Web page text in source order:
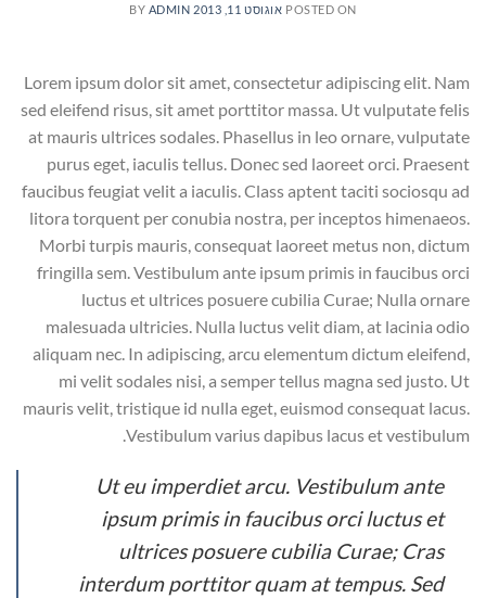
POSTED ON אוגוסט 11, 2013 BY ADMIN
Lorem ipsum dolor sit amet, consectetur adipiscing elit. Nam
sed eleifend risus, sit amet porttitor massa. Ut vulputate felis
at mauris ultrices sodales. Phasellus in leo ornare, vulputate
purus eget, iaculis tellus. Donec sed laoreet orci. Praesent
faucibus feugiat velit a iaculis. Class aptent taciti sociosqu ad
litora torquent per conubia nostra, per inceptos himenaeos.
Morbi turpis mauris, consequat laoreet metus non, dictum
fringilla sem. Vestibulum ante ipsum primis in faucibus orci
luctus et ultrices posuere cubilia Curae; Nulla ornare
malesuada ultricies. Nulla luctus velit diam, at lacinia odio
aliquam nec. In adipiscing, arcu elementum dictum eleifend,
mi velit sodales nisi, a semper tellus magna sed justo. Ut
mauris velit, tristique id nulla eget, euismod consequat lacus.
Vestibulum varius dapibus lacus et vestibulum.
Ut eu imperdiet arcu. Vestibulum ante
ipsum primis in faucibus orci luctus et
ultrices posuere cubilia Curae; Cras
interdum porttitor quam at tempus. Sed